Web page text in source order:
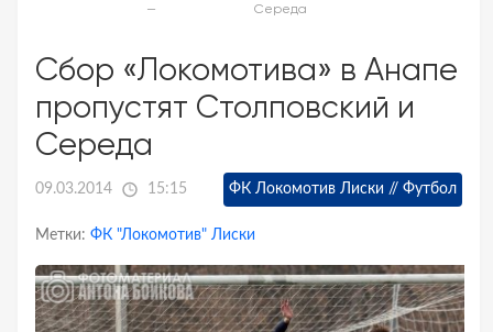
Середа
Сбор «Локомотива» в Анапе
пропустят Столповский и
Середа
09.03.2014 15:15 ФК Локомотив Лиски // Футбол
Метки: ФК "Локомотив" Лиски